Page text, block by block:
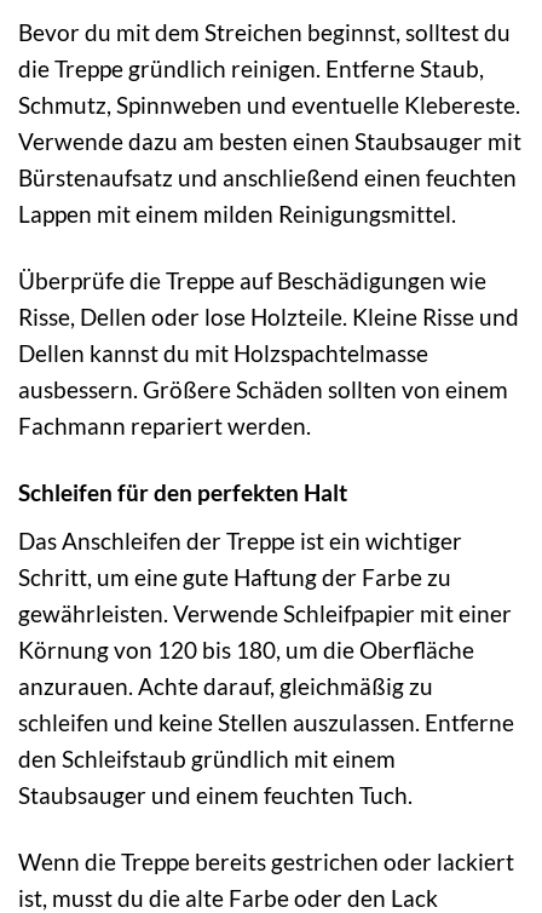
Bevor du mit dem Streichen beginnst, solltest du
die Treppe gründlich reinigen. Entferne Staub,
Schmutz, Spinnweben und eventuelle Klebereste.
Verwende dazu am besten einen Staubsauger mit
Bürstenaufsatz und anschließend einen feuchten
Lappen mit einem milden Reinigungsmittel.
Überprüfe die Treppe auf Beschädigungen wie
Risse, Dellen oder lose Holzteile. Kleine Risse und
Dellen kannst du mit Holzspachtelmasse
ausbessern. Größere Schäden sollten von einem
Fachmann repariert werden.
Schleifen für den perfekten Halt
Das Anschleifen der Treppe ist ein wichtiger
Schritt, um eine gute Haftung der Farbe zu
gewährleisten. Verwende Schleifpapier mit einer
Körnung von 120 bis 180, um die Oberfläche
anzurauen. Achte darauf, gleichmäßig zu
schleifen und keine Stellen auszulassen. Entferne
den Schleifstaub gründlich mit einem
Staubsauger und einem feuchten Tuch.
Wenn die Treppe bereits gestrichen oder lackiert
ist, musst du die alte Farbe oder den Lack